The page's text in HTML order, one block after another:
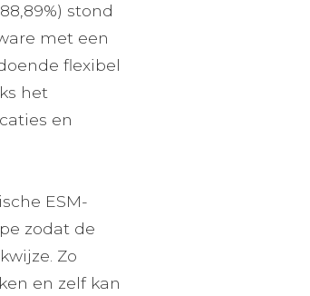
stond
met een
flexibel
het
en
ESM-
zodat de
Zo
en zelf kan